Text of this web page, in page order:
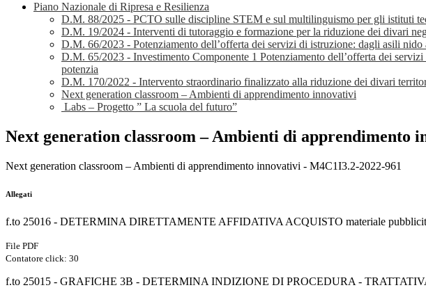
Piano Nazionale di Ripresa e Resilienza
D.M. 88/2025 - PCTO sulle discipline STEM e sul multilinguismo per gli istituti
D.M. 19/2024 - Interventi di tutoraggio e formazione per la riduzione dei divari
D.M. 66/2023 - Potenziamento dell’offerta dei servizi di istruzione: dagli asili
D.M. 65/2023 - Investimento Componente 1 Potenziamento dell’offerta dei
potenzia
D.M. 170/2022 - Intervento straordinario finalizzato alla riduzione dei divari
Next generation classroom – Ambienti di apprendimento innovativi
Labs – Progetto ” La scuola del futuro”
Next generation classroom – Ambienti di apprendimento
Next generation classroom – Ambienti di apprendimento innovativi - M4C1I3.2-2022-961
Allegati
f.to 25016 - DETERMINA DIRETTAMENTE AFFIDATIVA ACQUISTO materiale
File PDF
Contatore click: 30
f.to 25015 - GRAFICHE 3B - DETERMINA INDIZIONE DI PROCEDURA -